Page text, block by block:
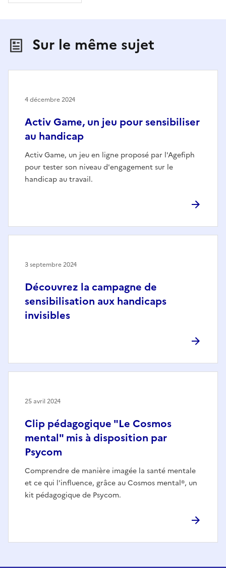
Sur le même sujet
Activ Game, un jeu pour sensibiliser
au handicap
Activ Game, un jeu en ligne proposé par l'Agefiph
pour tester son niveau d'engagement sur le
handicap au travail.
4 décembre 2024
Découvrez la campagne de
sensibilisation aux handicaps
invisibles
3 septembre 2024
Clip pédagogique "Le Cosmos
mental" mis à disposition par
Psycom
Comprendre de manière imagée la santé mentale
et ce qui l'influence, grâce au Cosmos mental®, un
kit pédagogique de Psycom.
25 avril 2024